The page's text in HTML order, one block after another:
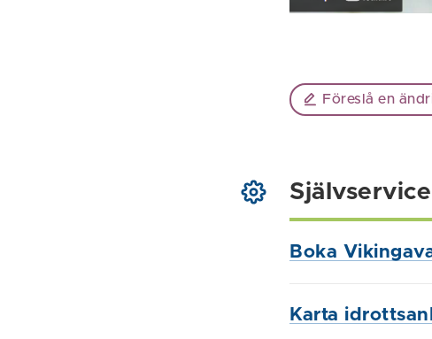
Föreslå en
Självservice
Boka
Karta